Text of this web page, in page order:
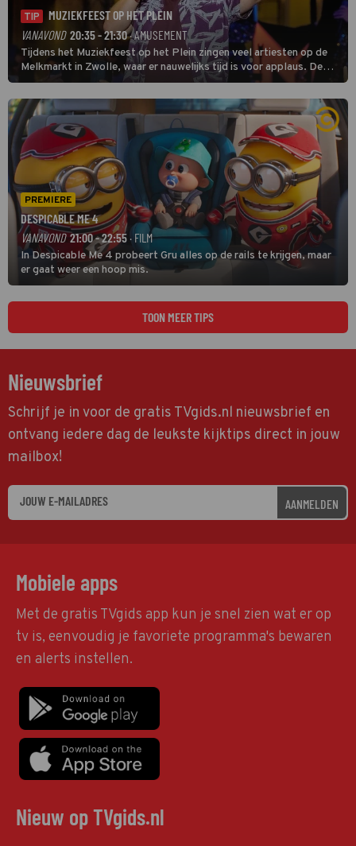
TIP
MUZIEKFEEST OP HET PLEIN
VANAVOND 20:35 - 21:30· AMUSEMENT
Tijdens het Muziekfeest op het Plein zingen veel artiesten op de
Melkmarkt in Zwolle, waar er nauwelijks tijd is voor applaus. De
grootste namen zijn André Hazes, Jannes, René Froger en
natuurlijk Rutger van Barneveld met zijn hit Zwoele Zomernachten.
PREMIERE
DESPICABLE ME 4
VANAVOND 21:00 - 22:55 · FILM
In Despicable Me 4 probeert Gru alles op de rails te krijgen, maar
er gaat weer een hoop mis.
TOON MEER TIPS
Nieuwsbrief
Schrijf je in voor de gratis TVgids.nl nieuwsbrief en
ontvang iedere dag de leukste kijktips direct in jouw
mailbox!
AANMELDEN
Mobiele apps
Met de gratis TVgids app kun je snel zien wat er op
tv is, eenvoudig je favoriete programma's bewaren
en alerts instellen.
Nieuw op TVgids.nl